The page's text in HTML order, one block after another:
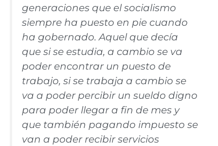
generaciones que el socialismo
siempre ha puesto en pie cuando
ha gobernado. Aquel que decía
que si se estudia, a cambio se va
poder encontrar un puesto de
trabajo, si se trabaja a cambio se
va a poder percibir un sueldo digno
para poder llegar a fin de mes y
que también pagando impuesto se
van a poder recibir servicios